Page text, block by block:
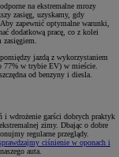
na ekstremalne mrozy
zasięg, uzyskamy, gdy
zapewnić optymalne warunki,
dodatkową pracę, co z kolei
zasięgiem.
jazdą z wykorzystaniem
77% w trybie EV) w mieście.
od benzyny i diesla.
i wdrożenie garści dobrych praktyk
zimy. Dbając o dobre
regularne przeglądy.
ciśnienie w oponach i
auta.